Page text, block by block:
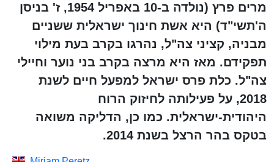
מרים פרץ (נולדה ב-10 באפריל 1954, ז' בניסן
ה'תשי"ד) היא אשת חינוך ישראלית ששניים
מבניה, קציני צה"ל, נהרגו בקרב בעת מילוי
תפקידם. מאז היא מרצה בקרב בני נוער וחיילי
צה"ל. כלת פרס ישראל למפעל חיים לשנת
2018, על פעילותה לחיזוק הרוח
היהודית-ישראלית. כמו כן, הדליקה משואה
בטקס בהר הרצל בשנת 2014.